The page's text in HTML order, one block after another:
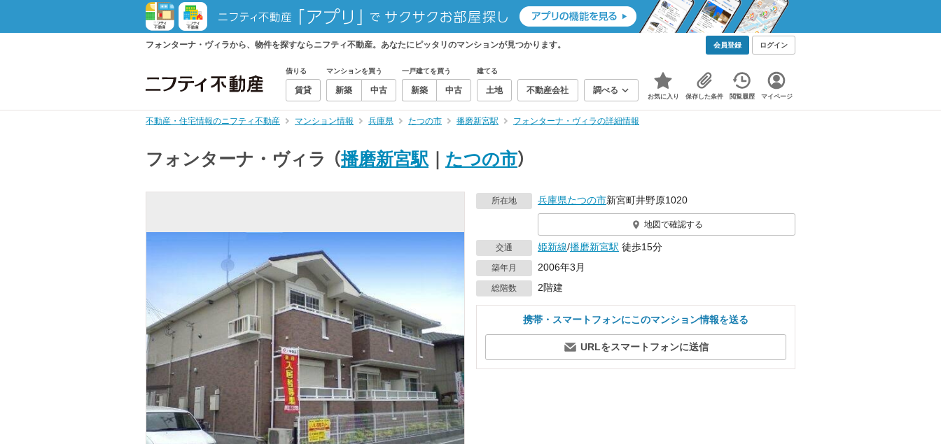
フォンターナ・ヴィラから、物件を探すならニフティ不動産。あなたにピッタリのマンションが見つかります。 会員登録 ログイン
借りる
賃貸
マンションを買う
新築 中古
一戸建てを買う
新築 中古
建てる
土地 不動産会社 調べる
お気に入り 保存した条件 閲覧履歴 マイページ
不動産・住宅情報のニフティ不動産 マンション情報 兵庫県 たつの市 播磨新宮駅 フォンターナ・ヴィラの詳細情報
フォンターナ・ヴィラ （播磨新宮駅 たつの市）
所在地 兵庫県たつの市新宮町井野原1020
地図で確認する
交通 姫新線/播磨新宮駅 徒歩15分
築年月 2006年3月
総階数 2階建
携帯・スマートフォンにこのマンション情報を送る
URLをスマートフォンに送信